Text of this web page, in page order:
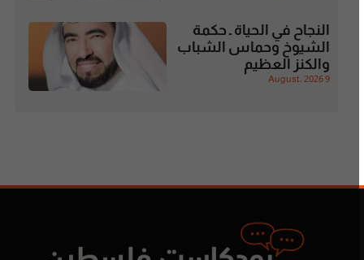
النجاح في الحياة ـ حكمة
الشيوخ وحماس الشباب
والكنز العظيم
9 August، 2026